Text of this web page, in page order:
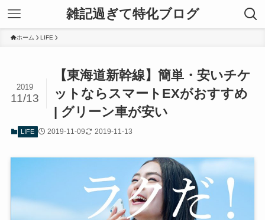
雑記過ぎて特化ブログ
ホーム LIFE
【東海道新幹線】簡単・安いチケ
ットならスマートEXがおすすめ
| グリーン車が安い
2019
11/13
LIFE 2019-11-09 2019-11-13